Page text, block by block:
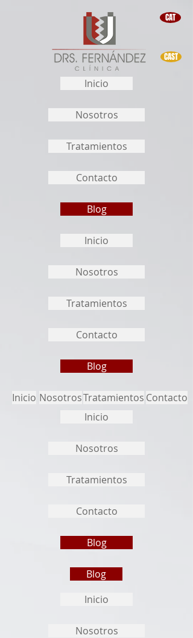
CAT
CAST
Inicio
Nosotros
Tratamientos
Contacto
Blog
Inicio
Nosotros
Tratamientos
Contacto
Blog
Inicio NosotrosTratamientos Contacto
Inicio
Nosotros
Tratamientos
Contacto
Blog
Blog
Inicio
Nosotros